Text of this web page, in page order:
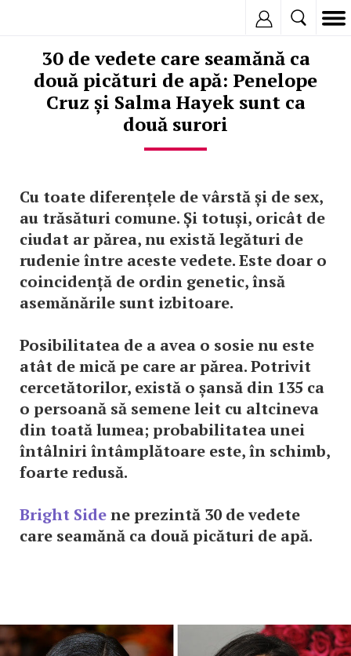
30 de vedete care seamănă ca
două picături de apă: Penelope
Cruz și Salma Hayek sunt ca
două surori
Cu toate diferențele de vârstă și de sex,
au trăsături comune. Și totuși, oricât de
ciudat ar părea, nu există legături de
rudenie între aceste vedete. Este doar o
coincidență de ordin genetic, însă
asemănările sunt izbitoare.
Posibilitatea de a avea o sosie nu este
atât de mică pe care ar părea. Potrivit
cercetătorilor, există o șansă din 135 ca
o persoană să semene leit cu altcineva
din toată lumea; probabilitatea unei
întâlniri întâmplătoare este, în schimb,
foarte redusă.
Bright Sidene prezintă 30 de vedete
care seamănă ca două picături de apă.